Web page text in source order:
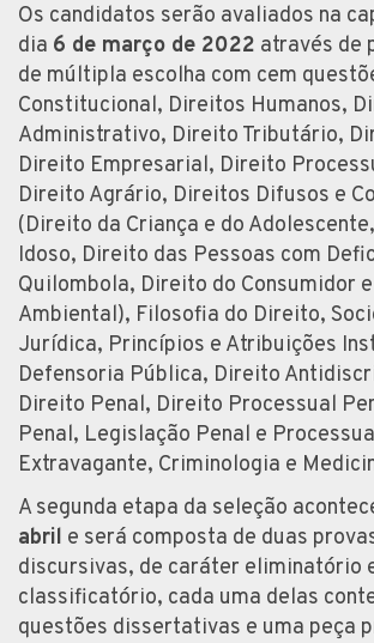
Os candidatos serão avaliados na
dia 6 de março de 2022 através de
de múltipla escolha com cem
Constitucional, Direitos Humanos,
Administrativo, Direito Tributário,
Direito Empresarial, Direito
Direito Agrário, Direitos Difusos e
(Direito da Criança e do
Idoso, Direito das Pessoas com
Quilombola, Direito do Consumidor
Ambiental), Filosofia do Direito,
Jurídica, Princípios e Atribuições
Defensoria Pública, Direito
Direito Penal, Direito Processual
Penal, Legislação Penal e
Extravagante, Criminologia e
A segunda etapa da seleção
abril e será composta de duas
discursivas, de caráter eliminatório
classificatório, cada uma delas
questões dissertativas e uma peça